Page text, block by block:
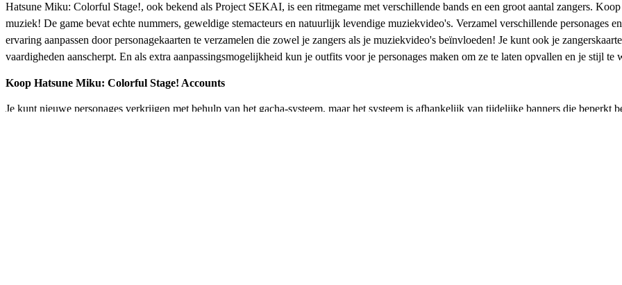
Hatsune Miku: Colorful Stage!, ook bekend als Project SEKAI, is een ritmegame met verschillende bands en een groot aantal zangers.
muziek! De game bevat echte nummers, geweldige stemacteurs en natuurlijk levendige muziekvideo's. Verzamel verschillende personages
ervaring aanpassen door personagekaarten te verzamelen die zowel je zangers als je muziekvideo's beïnvloeden! Je kunt ook je
vaardigheden aanscherpt. En als extra aanpassingsmogelijkheid kun je outfits voor je personages maken om ze te laten opvallen en je stijl te
Koop Hatsune Miku: Colorful Stage! Accounts
Je kunt nieuwe personages verkrijgen met behulp van het gacha-systeem, maar het systeem is afhankelijk van tijdelijke banners die beperkt